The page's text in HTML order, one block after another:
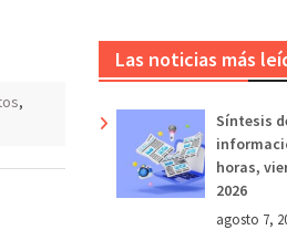
,
Las noticias más
Síntesis
horas,
2026
agosto 7,